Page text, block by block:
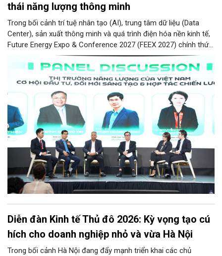
thái năng lượng thông minh
Trong bối cảnh trí tuệ nhân tạo (AI), trung tâm dữ liệu (Data
Center), sản xuất thông minh và quá trình điện hóa nền kinh tế,
Future Energy Expo & Conference 2027 (FEEX 2027) chính thức
ra mắt với kỳ vọng trở thành nền tảng kết nối, thúc đẩy đầu tư,
đổi mới công nghệ và phát triển hệ sinh thái tại Việt Nam.
Diễn đàn Kinh tế Thủ đô 2026: Kỳ vọng tạo cú
hích cho doanh nghiệp nhỏ và vừa Hà Nội
Trong bối cảnh Hà Nội đang đẩy mạnh triển khai các chủ